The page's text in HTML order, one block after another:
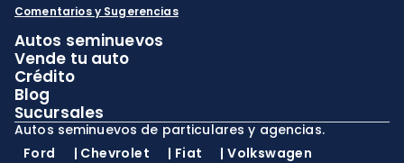
Comentarios y Sugerencias
Autos seminuevos
Vende tu auto
Crédito
Blog
Sucursales
Autos seminuevos de particulares y agencias.
Ford
| Chevrolet | Fiat |Volkswagen